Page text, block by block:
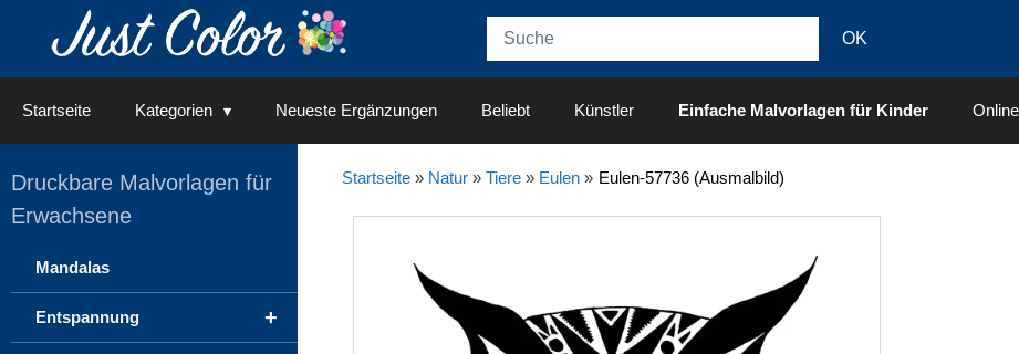
Startseite Kategorien Neueste Ergänzungen Beliebt Künstler Einfache Malvorlagen für Kinder
Startseite» Natur» Tiere» Eulen» Eulen-57736 (Ausmalbild)
Druckbare Malvorlagen für
Erwachsene
Mandalas
+
Entspannung